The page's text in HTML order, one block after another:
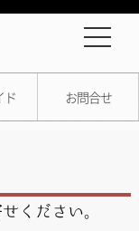
ド お問合せ
ください。